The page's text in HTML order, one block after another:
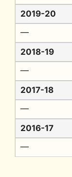
2019-20
━
2018-19
━
2017-18
━
2016-17
━